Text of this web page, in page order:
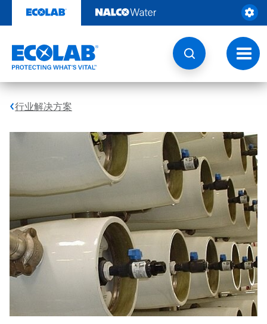
至
切
换
导
航
行业解决方案